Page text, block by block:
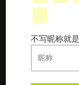
不写昵称就